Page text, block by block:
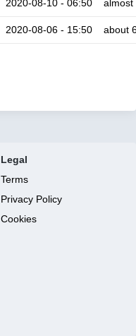
2020-08-10 - 06:50 almost
2020-08-06 - 15:50 about
Legal
Terms
Privacy Policy
Cookies